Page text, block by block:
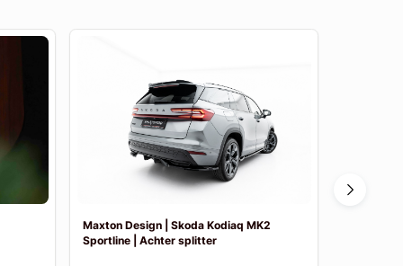
Maxton Design | Skoda Kodiaq MK2
Sportline | Achter splitter